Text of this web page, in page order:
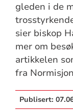
gleden i de
sier biskop
mer om
artikkelen
fra
Publisert: